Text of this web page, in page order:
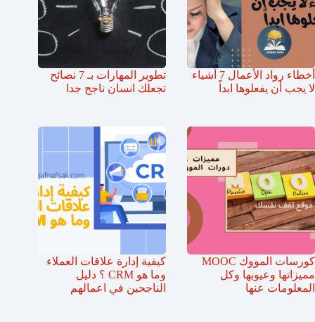
أخطاء رواد الأعمال 7 أشياء
لا يجب أن يفعلوها ابداً
تطوير المهارات بـ 7 نصائح
تجعلك انسان ناجح جدا
كورسات المووك MOOC
مميزاتها وعيوبها وكل
المعلومات عنها
كيفية إدارة علاقات العملاء
وما هو CRM ؟ دليل
الناجحين في اعمالهم